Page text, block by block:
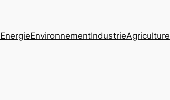
EnergieEnvironnementIndustrieAgriculture